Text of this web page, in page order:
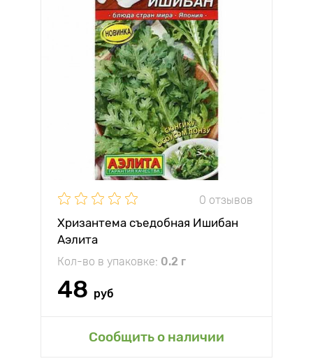
0 отзывов
Хризантема съедобная Ишибан
Аэлита
Кол-во в упаковке: 0.2 г
48 руб
Сообщить о наличии